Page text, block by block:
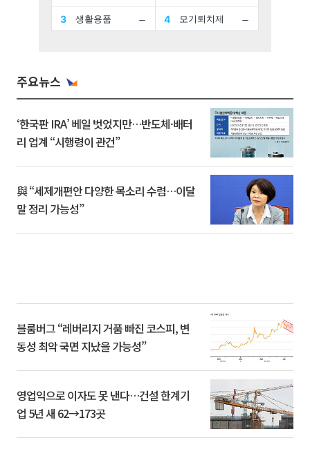
주요뉴스
‘한국판 IRA’ 베일 벗었지만…반도체·배터
리 업계 “시행령이 관건”
與 “세제개편안 다양한 목소리 수렴…이달
말 정리 가능성”
블룸버그 “레버리지 거품 빠진 코스피, 변
동성 최악 국면 지났을 가능성”
영업익으로 이자도 못 낸다…건설 한계기
업 5년 새 62→173곳